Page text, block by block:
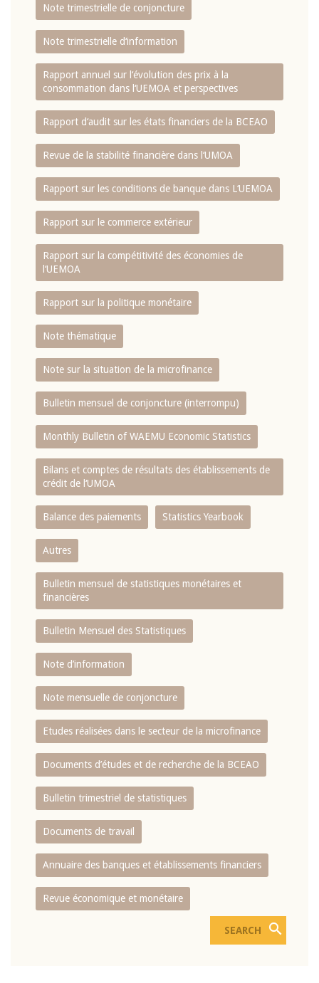
Note trimestrielle de conjoncture
Note trimestrielle d‘information
Rapport annuel sur l‘évolution des prix à la
consommation dans l‘UEMOA et perspectives
Rapport d‘audit sur les états financiers de la BCEAO
Revue de la stabilité financière dans l‘UMOA
Rapport sur les conditions de banque dans L‘UEMOA
Rapport sur le commerce extérieur
Rapport sur la compétitivité des économies de
l‘UEMOA
Rapport sur la politique monétaire
Note thématique
Note sur la situation de la microfinance
Bulletin mensuel de conjoncture (interrompu)
Monthly Bulletin of WAEMU Economic Statistics
Bilans et comptes de résultats des établissements de
crédit de l‘UMOA
Balance des paiements Statistics Yearbook
Autres
Bulletin mensuel de statistiques monétaires et
financières
Bulletin Mensuel des Statistiques
Note d’information
Note mensuelle de conjoncture
Etudes réalisées dans le secteur de la microfinance
Documents d’études et de recherche de la BCEAO
Bulletin trimestriel de statistiques
Documents de travail
Annuaire des banques et établissements financiers
Revue économique et monétaire